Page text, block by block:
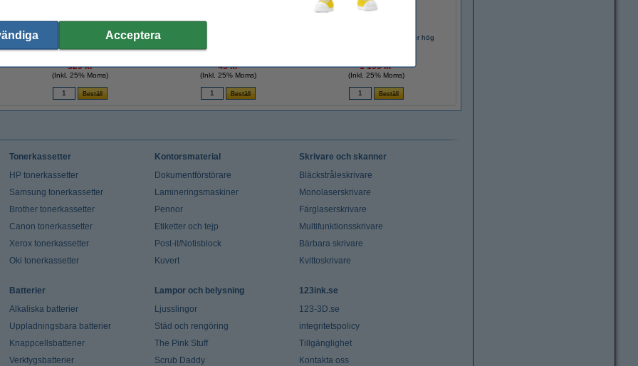
Häfttång 50 ark | Rapid K1 Classic | 24/6
329 kr
(Inkl. 25% Moms)
45 kr
(Inkl. 25% Moms)
HP 207X (W2210X) svart toner hög
1 195 kr
(Inkl. 25% Moms)
Tonerkassetter
HP tonerkassetter
Samsung tonerkassetter
Brother tonerkassetter
Canon tonerkassetter
Xerox tonerkassetter
Oki tonerkassetter
Kontorsmaterial
Dokumentförstörare
Lamineringsmaskiner
Pennor
Etiketter och tejp
Post-it/Notisblock
Kuvert
Skrivare och skanner
Bläckstråleskrivare
Monolaserskrivare
Färglaserskrivare
Multifunktionsskrivare
Bärbara skrivare
Kvittoskrivare
Batterier
Alkaliska batterier
Uppladningsbara batterier
Knappcellsbatterier
Verktygsbatterier
Lampor och belysning
Ljusslingor
Städ och rengöring
The Pink Stuff
Scrub Daddy
123ink.se
123-3D.se
integritetspolicy
Tillgänglighet
Kontakta oss
Acceptera